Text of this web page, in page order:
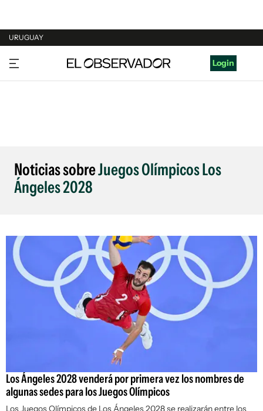
URUGUAY
URUGUAY
ARGENTINA
Login
Noticias sobreJuegos Olímpicos Los
Ángeles 2028
Los Ángeles 2028 venderá por primera vez los nombres de
algunas sedes para los Juegos Olímpicos
Los Juegos Olímpicos de Los Ángeles 2028 se realizarán entre los